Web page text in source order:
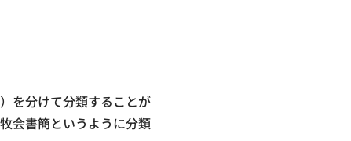
を分けて分類することが
会書簡というように分類